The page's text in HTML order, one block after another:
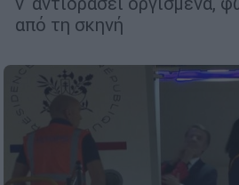
από τη σκηνή